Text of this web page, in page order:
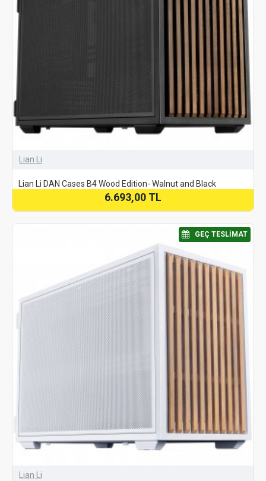
Lian Li
Lian Li DAN Cases B4 Wood Edition- Walnut and Black
6.693,00 TL
⠀GEÇ TESLIMAT
Lian Li